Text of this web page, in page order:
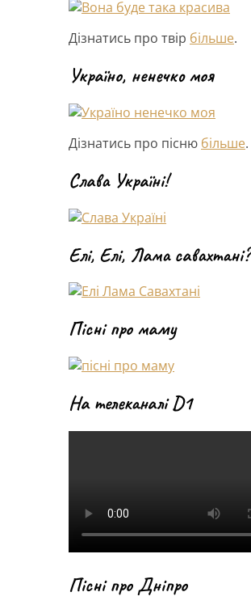
Дізнатись про твір більше.
Україно, ненечко моя
Дізнатись про пісню більше.
Слава Україні!
Елі, Елі, Лама савахтані?
Пісні про маму
На телеканалі D1
Пісні про Дніпро